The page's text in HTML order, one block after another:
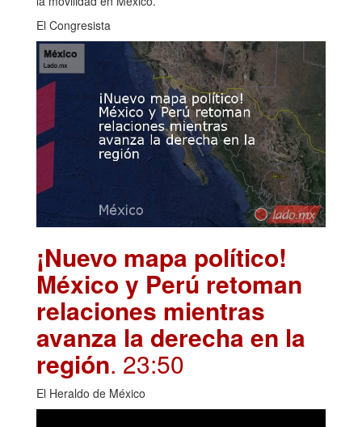
El Congresista
¡Nuevo mapa político!
México y Perú retoman
relaciones mientras
avanza la derecha en la
región. 23:50
El Heraldo de México